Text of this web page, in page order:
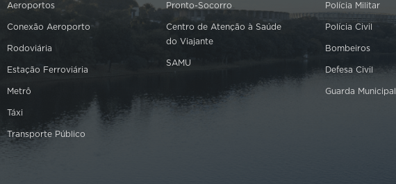
Aeroportos
Conexão Aeroporto
Rodoviária
Estação Ferroviária
Metrô
Táxi
Transporte Público
Pronto-Socorro
Centro de Atenção à Saúde
do Viajante
SAMU
Polícia Militar
Polícia Civil
Bombeiros
Defesa Civil
Guarda Municipal